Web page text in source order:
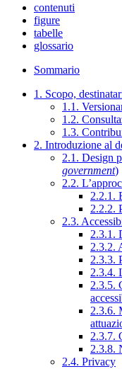
contenuti
figure
tabelle
glossario
Sommario
1. Scopo,
1.1.
1.2.
1.3.
2. Introduzione al
2.1. Design
government)
2.2.
2.2.1.
2.2.2.
2.3.
2.3.1.
2.3.2.
2.3.3.
2.3.4.
2.3.5.
2.3.6.
2.3.7.
2.3.8.
2.4. Privacy